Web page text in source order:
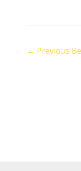
← Previous